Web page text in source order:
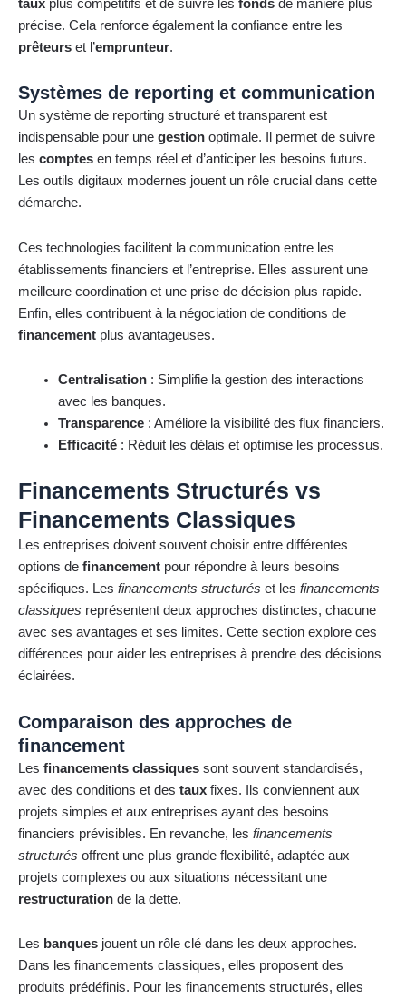
taux plus compétitifs et de suivre les fonds de manière plus
précise. Cela renforce également la confiance entre les
prêteurs et l’emprunteur.
Systèmes de reporting et communication
Un système de reporting structuré et transparent est
indispensable pour une gestion optimale. Il permet de suivre
les comptes en temps réel et d’anticiper les besoins futurs.
Les outils digitaux modernes jouent un rôle crucial dans cette
démarche.
Ces technologies facilitent la communication entre les
établissements financiers et l’entreprise. Elles assurent une
meilleure coordination et une prise de décision plus rapide.
Enfin, elles contribuent à la négociation de conditions de
financement plus avantageuses.
Centralisation: Simplifie la gestion des interactions
avec les banques.
Transparence: Améliore la visibilité des flux financiers.
Efficacité: Réduit les délais et optimise les processus.
Financements Structurés vs
Financements Classiques
Les entreprises doivent souvent choisir entre différentes
options de financement pour répondre à leurs besoins
spécifiques. Les financements structurés et les financements
classiques représentent deux approches distinctes, chacune
avec ses avantages et ses limites. Cette section explore ces
différences pour aider les entreprises à prendre des décisions
éclairées.
Comparaison des approches de
financement
Les financements classiques sont souvent standardisés,
avec des conditions et des taux fixes. Ils conviennent aux
projets simples et aux entreprises ayant des besoins
financiers prévisibles. En revanche, les financements
structurés offrent une plus grande flexibilité, adaptée aux
projets complexes ou aux situations nécessitant une
restructuration de la dette.
Les banques jouent un rôle clé dans les deux approches.
Dans les financements classiques, elles proposent des
produits prédéfinis. Pour les financements structurés, elles